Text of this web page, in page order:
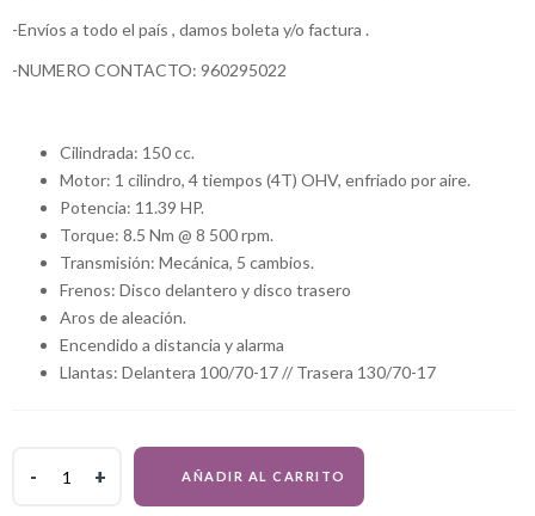
-Envíos a todo el país , damos boleta y/o factura .
-NUMERO CONTACTO: 960295022
Cilindrada: 150 cc.
Motor: 1 cilindro, 4 tiempos (4T) OHV, enfriado por aire.
Potencia: 11.39 HP.
Torque: 8.5 Nm @ 8 500 rpm.
Transmisión: Mecánica, 5 cambios.
Frenos: Disco delantero y disco trasero
Aros de aleación.
Encendido a distancia y alarma
Llantas: Delantera 100/70-17 // Trasera 130/70-17
PARKOUR
AÑADIR AL CARRITO